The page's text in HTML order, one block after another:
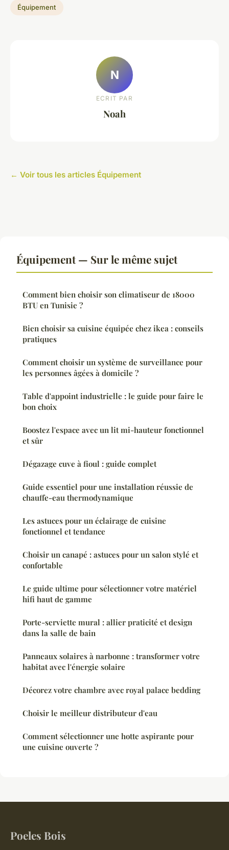
Équipement
N
ECRIT PAR
Noah
← Voir tous les articles Équipement
Équipement — Sur le même sujet
Comment bien choisir son climatiseur de 18000
BTU en Tunisie ?
Bien choisir sa cuisine équipée chez ikea : conseils
pratiques
Comment choisir un système de surveillance pour
les personnes âgées à domicile ?
Table d'appoint industrielle : le guide pour faire le
bon choix
Boostez l'espace avec un lit mi-hauteur fonctionnel
et sûr
Dégazage cuve à fioul : guide complet
Guide essentiel pour une installation réussie de
chauffe-eau thermodynamique
Les astuces pour un éclairage de cuisine
fonctionnel et tendance
Choisir un canapé : astuces pour un salon stylé et
confortable
Le guide ultime pour sélectionner votre matériel
hifi haut de gamme
Porte-serviette mural : allier praticité et design
dans la salle de bain
Panneaux solaires à narbonne : transformer votre
habitat avec l'énergie solaire
Décorez votre chambre avec royal palace bedding
Choisir le meilleur distributeur d'eau
Comment sélectionner une hotte aspirante pour
une cuisine ouverte ?
Poeles Bois